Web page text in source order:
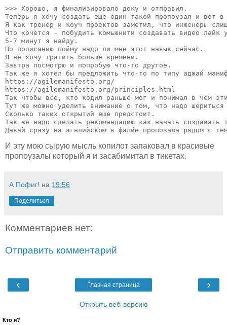
>>> Хорошо, я финализировало доку и отправил.
Теперь я хочу создать еще один такой пропоузал и вот
Я как тренер и коуч проектов заметил, что инженеры
Что хочется - побудить комьюнити создавать видео
5-7 минут я найду.
По пописанию пойму надо ли мне этот навык сейчас.
Я не хочу тратить больше времени.
Завтра посмотрю и попробую что-то другое.
Так же я хотел бы предложить что-то по типу аджай
https://agilemanifesto.org/
https://agilemanifesto.org/principles.html
Так чтобы все, кто кодил раньше мог и понимал в чем
Тут же можно уделить внимание о том, что надо
Сколько таких открытий еще предстоит.
Так же надо сделать рекомандацию как начать
И эту мою сырую мысль копилот запаковал в красивые
пропоузалы который я и засабимитал в тикетах.
А Пофиг! на 19:56
Поделиться
Комментариев нет:
Отправить комментарий
‹ ›
Главная страница
Открыть веб-версию
Кто я?